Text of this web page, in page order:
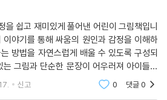
아파트 단지 놀이터가 그렇듯 놀이터는 한
이 작가 안에 잠들어 있던 나로와 펄럭이를
게 뛰놀아야 할 이 시간에 아이들은 다 어
장한테 사로잡혀 친구들을 무찔러야 할 적으
하고 있지는 않을까요? 아이들한테서 나온
을 쉽고 재미있게 풀어낸 어린이 그림책입니
야기를 통해 싸움의 원인과 감정을 이해하
방법을 자연스럽게 배울 수 있도록 구성되
그림과 단순한 문장이 어우러져 아이들의
의 가치를 전달합니다. 사회적 기술과 감정
신고 0 댓글0